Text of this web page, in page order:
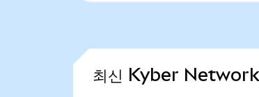
최신 Kyber